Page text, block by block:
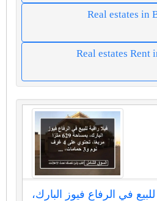
Real estates in
Real estates Rent
للبيع في الرفاع فيوز البارك،